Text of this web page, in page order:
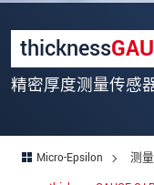
thickness
精密厚度测量传感
Micro-Epsilon 测
姓*
街道